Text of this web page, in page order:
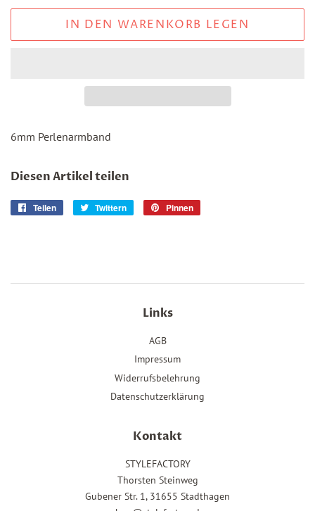
IN DEN WARENKORB LEGEN
6mm Perlenarmband
Diesen Artikel teilen
Teilen Twittern Pinnen
Links
AGB
Impressum
Widerrufsbelehrung
Datenschutzerklärung
Kontakt
STYLEFACTORY
Thorsten Steinweg
Gubener Str. 1, 31655 Stadthagen